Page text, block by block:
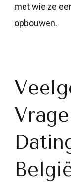
met wie ze
opbouwen.